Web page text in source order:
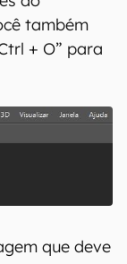
também
+ O” para
que deve